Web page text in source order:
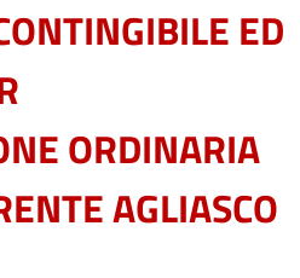
ED
ORDINARIA
AGLIASCO